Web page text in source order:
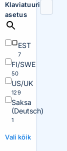
Klaviatuuri
asetus
EST
7
FI/SWE
50
US/UK
129
Saksa
(Deutsch)
1
Vali kõik